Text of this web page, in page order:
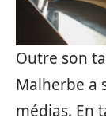
Outre son
Malherbe a
médias. En